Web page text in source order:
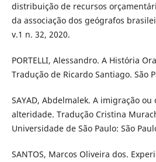
distribuição de recursos
da associação dos geógrafos
v.1 n. 32, 2020.
PORTELLI, Alessandro. A História
Tradução de Ricardo Santiago. São
SAYAD, Abdelmalek. A imigração ou
alteridade. Tradução Cristina
Universidade de São Paulo: São
SANTOS, Marcos Oliveira dos.